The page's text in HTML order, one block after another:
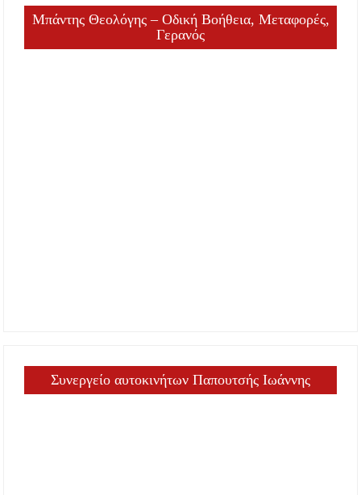
Μπάντης Θεολόγης – Οδική Βοήθεια, Μεταφορές,
Γερανός
Συνεργείο αυτοκινήτων Παπουτσής Ιωάννης